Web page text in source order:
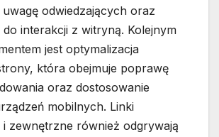
odwiedzających oraz
interakcji z witryną. Kolejnym
jest optymalizacja
która obejmuje poprawę
oraz dostosowanie
mobilnych. Linki
zewnętrzne również odgrywają